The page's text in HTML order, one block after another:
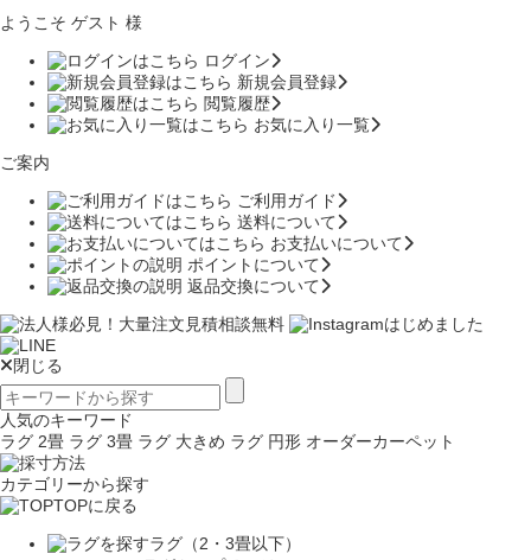
ようこそ ゲスト 様
ログイン
新規会員登録
閲覧履歴
お気に入り一覧
ご案内
ご利用ガイド
送料について
お支払いについて
ポイントについて
返品交換について
閉じる
人気のキーワード
ラグ 2畳 ラグ 3畳 ラグ 大きめ ラグ 円形 オーダーカーペット
カテゴリーから探す
TOPに戻る
ラグ（2・3畳以下）